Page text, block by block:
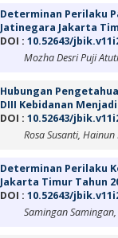
Determinan Perilaku
Jatinegara Jakarta
DOI : 10.52643/
Mozha Desri Puji
Hubungan
DIII Kebidanan
DOI : 10.52643/
Rosa Susanti, Hainun
Determinan Perilaku
Jakarta Timur Tahun
DOI : 10.52643/
Samingan